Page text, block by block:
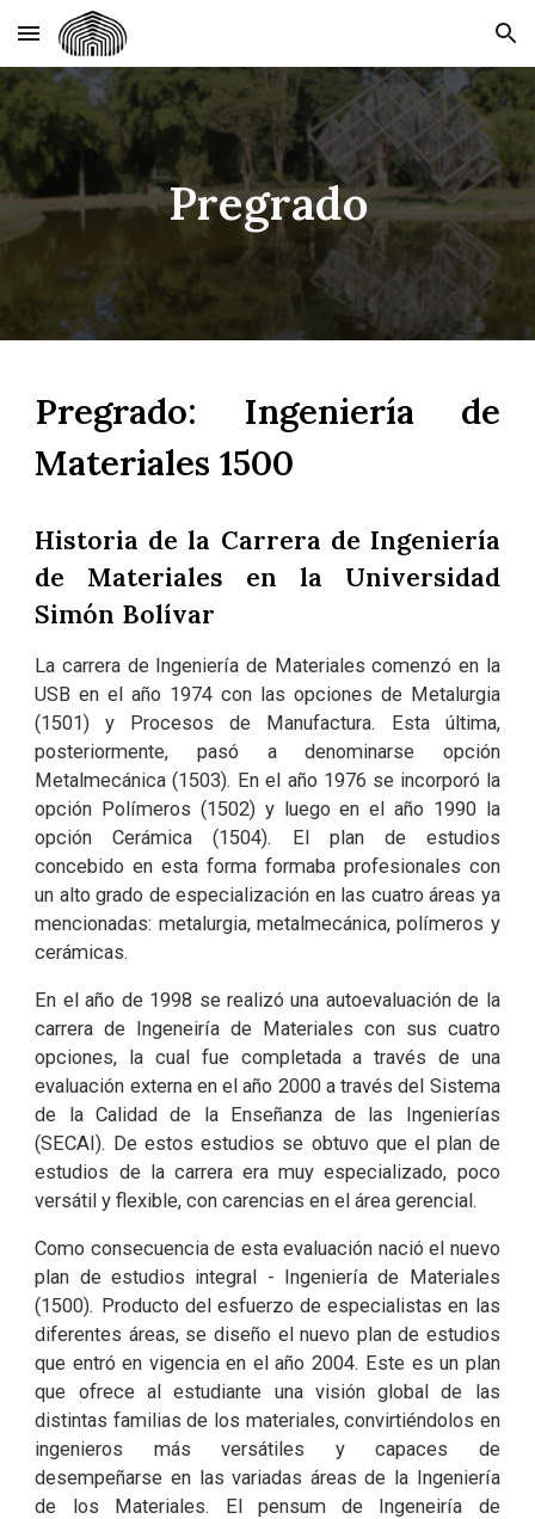
Skip to main content Skip to navigation
Pregrado
Pregrado: Ingeniería de
Materiales 1500
Historia de la Carrera de Ingeniería
de Materiales en la Universidad
Simón Bolívar
La carrera de Ingeniería de Materiales comenzó en la
USB en el año 1974 con las opciones de Metalurgia
(1501) y Procesos de Manufactura. Esta última,
posteriormente, pasó a denominarse opción
Metalmecánica (1503). En el año 1976 se incorporó la
opción Polímeros (1502) y luego en el año 1990 la
opción Cerámica (1504). El plan de estudios
concebido en esta forma formaba profesionales con
un alto grado de especialización en las cuatro áreas ya
mencionadas: metalurgia, metalmecánica, polímeros y
cerámicas.
En el año de 1998 se realizó una autoevaluación de la
carrera de Ingeneiría de Materiales con sus cuatro
opciones, la cual fue completada a través de una
evaluación externa en el año 2000 a través del Sistema
de la Calidad de la Enseñanza de las Ingenierías
(SECAI). De estos estudios se obtuvo que el plan de
estudios de la carrera era muy especializado, poco
versátil y flexible, con carencias en el área gerencial.
Como consecuencia de esta evaluación nació el nuevo
plan de estudios integral - Ingeniería de Materiales
(1500). Producto del esfuerzo de especialistas en las
diferentes áreas, se diseño el nuevo plan de estudios
que entró en vigencia en el año 2004. Este es un plan
que ofrece al estudiante una visión global de las
distintas familias de los materiales, convirtiéndolos en
ingenieros más versátiles y capaces de
desempeñarse en las variadas áreas de la Ingeniería
de los Materiales. El pensum de Ingeneiría de